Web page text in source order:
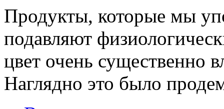
Продукты, которые мы
подавляют
цвет очень существенно
Наглядно это было